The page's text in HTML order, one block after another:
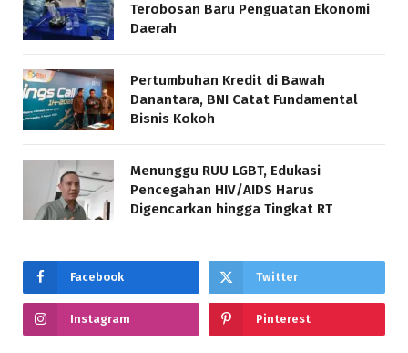
Terobosan Baru Penguatan Ekonomi
Daerah
Pertumbuhan Kredit di Bawah
Danantara, BNI Catat Fundamental
Bisnis Kokoh
Menunggu RUU LGBT, Edukasi
Pencegahan HIV/AIDS Harus
Digencarkan hingga Tingkat RT
Facebook Twitter
Instagram Pinterest